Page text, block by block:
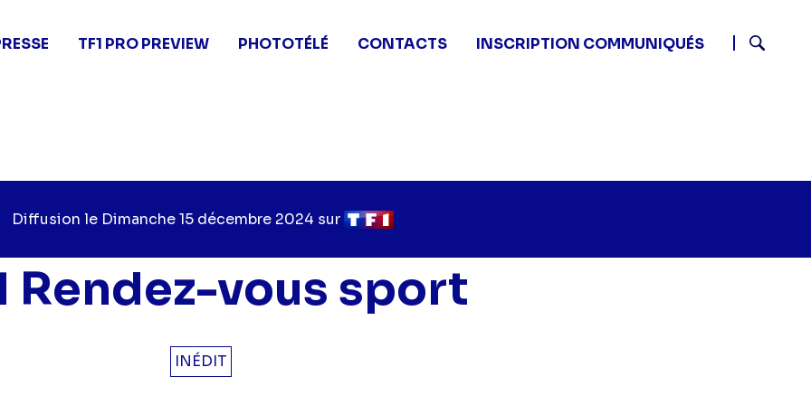
TF1 PRO PREVIEW PHOTOTÉLÉ CONTACTS
INSCRIPTION COMMUNIQUÉS
Diffusion le Jour
diffusion
Dimanche 15 décembre 2024 surChaîne
diffusion
Rendez-vous sport
INÉDIT